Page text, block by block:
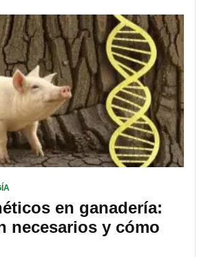
en ganadería:
necesarios y cómo